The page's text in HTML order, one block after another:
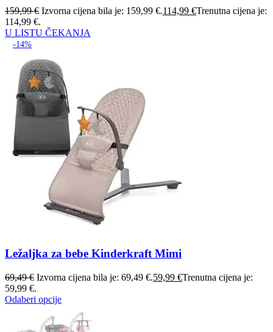
159,99€ Izvorna cijena bila je: 159,99 €.114,99 €Trenutna cijena je:
114,99 €.
U LISTU ČEKANJA
-14%
Ležaljka za bebe Kinderkraft Mimi
69,49€ Izvorna cijena bila je: 69,49 €.59,99 €Trenutna cijena je:
59,99 €.
Odaberi opcije